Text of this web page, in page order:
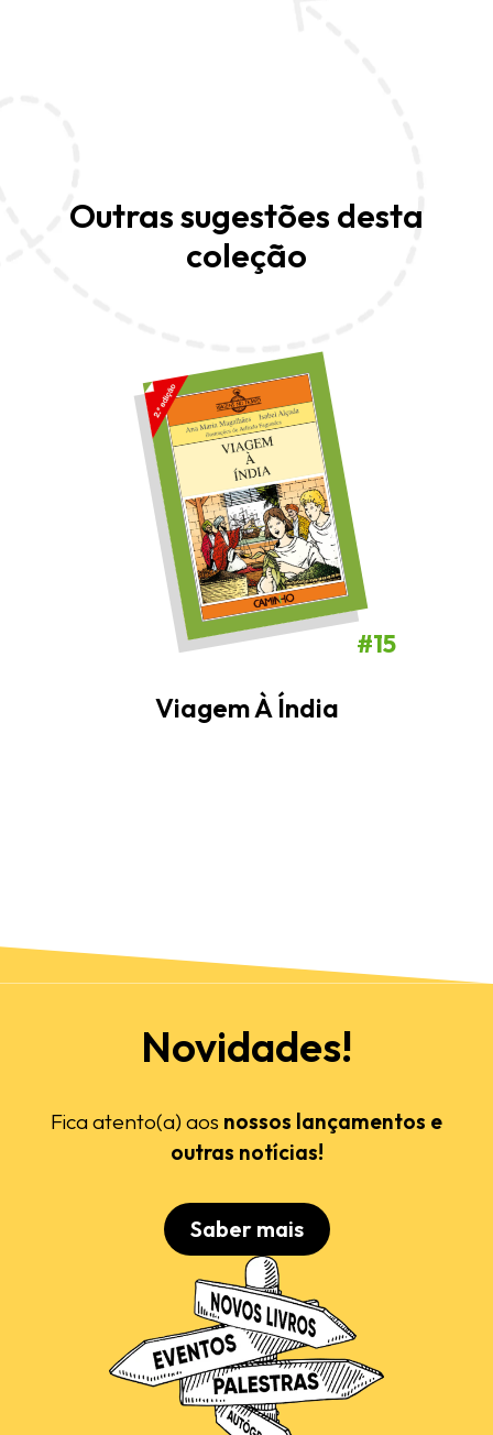
Outras sugestões desta
coleção
#15
Viagem À Índia
Novidades!
Fica atento(a) aos nossos lançamentos e
outras notícias!
Saber mais